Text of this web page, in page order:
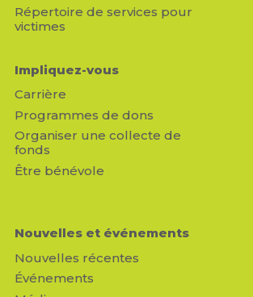
Répertoire de services pour
victimes
Impliquez-vous
Carrière
Programmes de dons
Organiser une collecte de
fonds
Être bénévole
Nouvelles et événements
Nouvelles récentes
Événements